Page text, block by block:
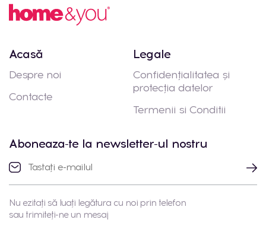
Acasă
Despre noi
Contacte
Legale
Confidențialitatea și
protecția datelor
Termenii si Conditii
Aboneaza-te la newsletter-ul nostru
Nu ezitați să luați legătura cu noi prin telefon
sau trimiteți-ne un mesaj